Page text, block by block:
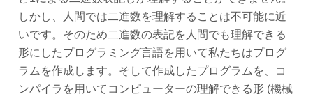
しかし、人間では二進数を理解することは不可能に近
いです。そのため二進数の表記を人間でも理解できる
形にしたプログラミング言語を用いて私たちはプログ
ラムを作成します。そして作成したプログラムを、コ
ンパイラを用いてコンピューターの理解できる形 (機械